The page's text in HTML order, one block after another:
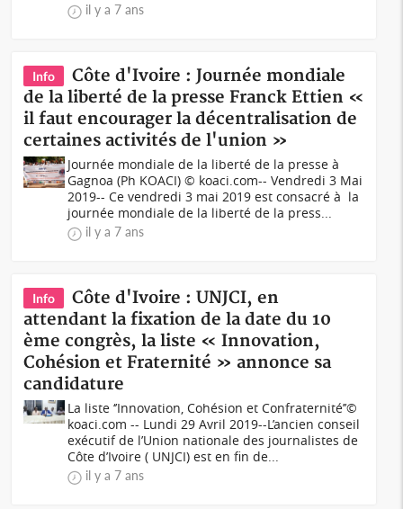
il y a 7 ans
Info
Côte d'Ivoire : Journée mondiale
de la liberté de la presse Franck Ettien «
il faut encourager la décentralisation de
certaines activités de l'union »
Journée mondiale de la liberté de la presse à
Gagnoa (Ph KOACI) © koaci.com-- Vendredi 3 Mai
2019-- Ce vendredi 3 mai 2019 est consacré à la
journée mondiale de la liberté de la press...
il y a 7 ans
Info
Côte d'Ivoire : UNJCI, en
attendant la fixation de la date du 10
ème congrès, la liste « Innovation,
Cohésion et Fraternité » annonce sa
candidature
La liste ‘’Innovation, Cohésion et Confraternité’’©
koaci.com -- Lundi 29 Avril 2019--L’ancien conseil
exécutif de l’Union nationale des journalistes de
Côte d’Ivoire ( UNJCI) est en fin de...
il y a 7 ans